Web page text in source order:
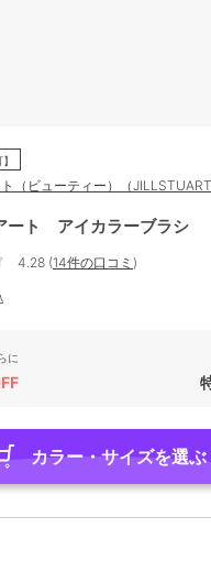
（ビューティー）（
ート アイカラーブラシ
4.28 (14件の口コミ )
に
カラー・サイズを選ぶ